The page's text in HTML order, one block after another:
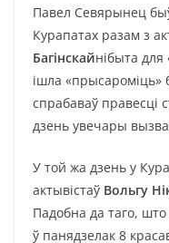
Павел Севярынец
Курапатах разам з
Багінскайнібыта для
ішла «прысароміць»
спрабаваў правесці
дзень увечары
У той жа дзень у
актывістаў Вольгу
Падобна да таго, што
ў панядзелак 8